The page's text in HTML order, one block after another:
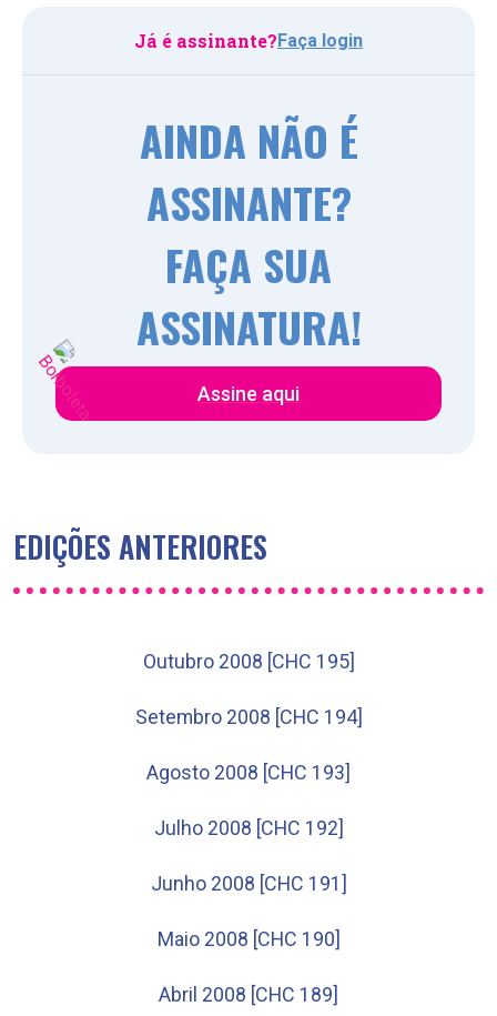
Já é assinante?Faça login
AINDA NÃO É
ASSINANTE?
FAÇA SUA
ASSINATURA!
Assine aqui
EDIÇÕES ANTERIORES
Outubro 2008 [CHC 195]
Setembro 2008 [CHC 194]
Agosto 2008 [CHC 193]
Julho 2008 [CHC 192]
Junho 2008 [CHC 191]
Maio 2008 [CHC 190]
Abril 2008 [CHC 189]